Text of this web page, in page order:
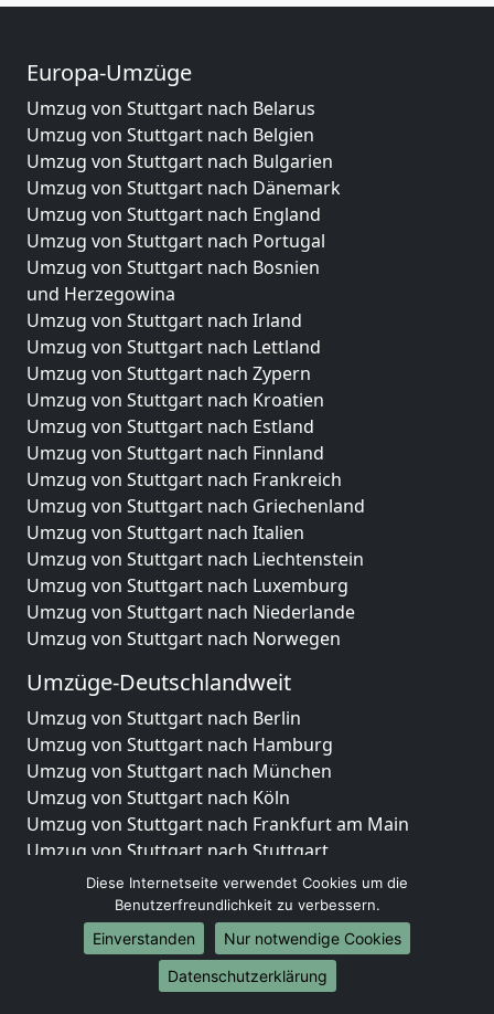
Europa-Umzüge
Umzug von Stuttgart nach Belarus
Umzug von Stuttgart nach Belgien
Umzug von Stuttgart nach Bulgarien
Umzug von Stuttgart nach Dänemark
Umzug von Stuttgart nach England
Umzug von Stuttgart nach Portugal
Umzug von Stuttgart nach Bosnien
und Herzegowina
Umzug von Stuttgart nach Irland
Umzug von Stuttgart nach Lettland
Umzug von Stuttgart nach Zypern
Umzug von Stuttgart nach Kroatien
Umzug von Stuttgart nach Estland
Umzug von Stuttgart nach Finnland
Umzug von Stuttgart nach Frankreich
Umzug von Stuttgart nach Griechenland
Umzug von Stuttgart nach Italien
Umzug von Stuttgart nach Liechtenstein
Umzug von Stuttgart nach Luxemburg
Umzug von Stuttgart nach Niederlande
Umzug von Stuttgart nach Norwegen
Umzüge-Deutschlandweit
Umzug von Stuttgart nach Berlin
Umzug von Stuttgart nach Hamburg
Umzug von Stuttgart nach München
Umzug von Stuttgart nach Köln
Umzug von Stuttgart nach Frankfurt am Main
Umzug von Stuttgart nach Stuttgart
Umzug von Stuttgart nach Düsseldorf
Umzug von Stuttgart nach Leipzig
Umzug von Stuttgart nach Dortmund
Umzug von Stuttgart nach Essen
Umzug von Stuttgart nach Bremen
Diese Internetseite verwendet Cookies um die
Benutzerfreundlichkeit zu verbessern.
Einverstanden
Nur notwendige Cookies
Datenschutzerklärung